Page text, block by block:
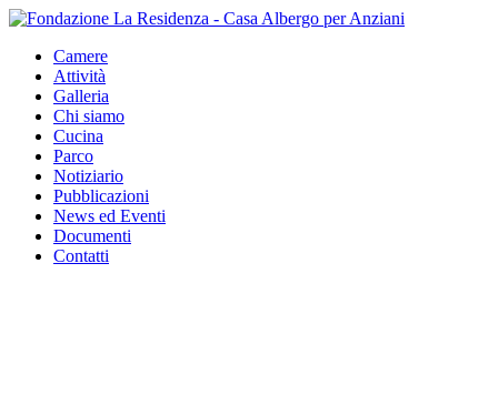
Camere
Attività
Galleria
Chi siamo
Cucina
Parco
Notiziario
Pubblicazioni
News ed Eventi
Documenti
Contatti